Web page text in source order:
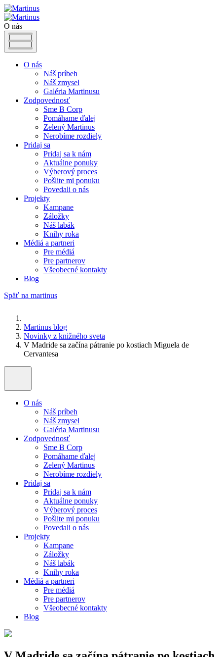
O nás
O nás
Náš príbeh
Náš zmysel
Galéria Martinusu
Zodpovednosť
Sme B Corp
Pomáhame ďalej
Zelený Martinus
Nerobíme rozdiely
Pridaj sa
Pridaj sa k nám
Aktuálne ponuky
Výberový proces
Pošlite mi ponuku
Povedali o nás
Projekty
Kampane
Záložky
Náš labák
Knihy roka
Médiá a partneri
Pre médiá
Pre partnerov
Všeobecné kontakty
Blog
Späť na martinus
Martinus blog
Novinky z knižného sveta
V Madride sa začína pátranie po kostiach Miguela de
Cervantesa
O nás
Náš príbeh
Náš zmysel
Galéria Martinusu
Zodpovednosť
Sme B Corp
Pomáhame ďalej
Zelený Martinus
Nerobíme rozdiely
Pridaj sa
Pridaj sa k nám
Aktuálne ponuky
Výberový proces
Pošlite mi ponuku
Povedali o nás
Projekty
Kampane
Záložky
Náš labák
Knihy roka
Médiá a partneri
Pre médiá
Pre partnerov
Všeobecné kontakty
Blog